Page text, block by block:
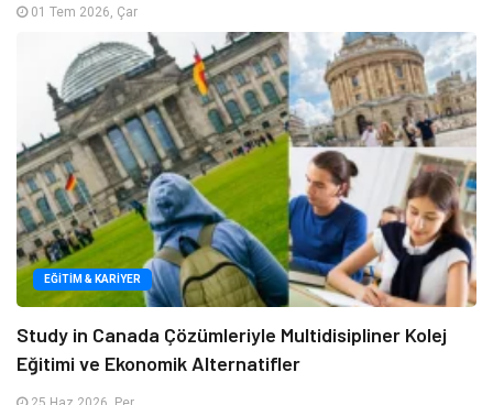
01 Tem 2026, Çar
EĞITIM & KARIYER
Study in Canada Çözümleriyle Multidisipliner Kolej
Eğitimi ve Ekonomik Alternatifler